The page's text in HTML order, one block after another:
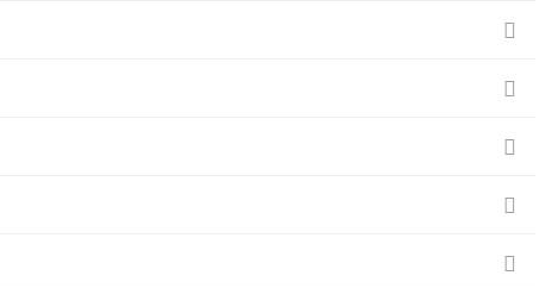




